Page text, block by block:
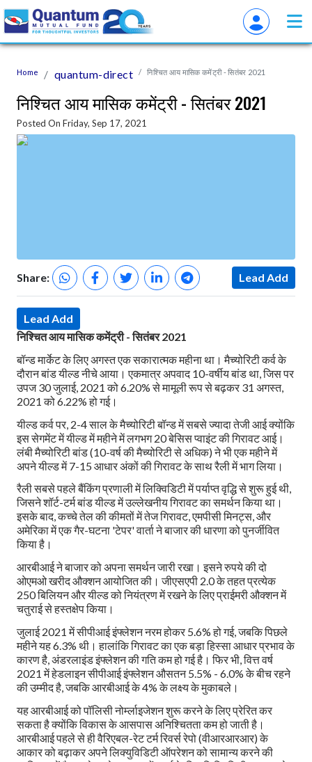
Home quantum-direct निश्चित आय मासिक कमेंट्री - सितंबर 2021
निश्चित आय मासिक कमेंट्री - सितंबर 2021
Posted On Friday, Sep 17, 2021
Share: Lead Add
Lead Add
निश्चित आय मासिक कमेंट्री - सितंबर 2021
बॉन्ड मार्केट के लिए अगस्त एक सकारात्मक महीना था। मैच्योरिटी कर्व के
दौरान बांड यील्ड नीचे आया। एकमात्र अपवाद 10-वर्षीय बांड था, जिस पर
उपज 30 जुलाई, 2021 को 6.20% से मामूली रूप से बढ़कर 31 अगस्त,
2021 को 6.22% हो गई।
यील्ड कर्व पर, 2-4 साल के मैच्योरिटी बॉन्ड में सबसे ज्यादा तेजी आई क्योंकि
इस सेगमेंट में यील्ड में महीने में लगभग 20 बेसिस प्वाइंट की गिरावट आई।
लंबी मैच्योरिटी बांड (10-वर्ष की मैच्योरिटी से अधिक) ने भी एक महीने में
अपने यील्ड में 7-15 आधार अंकों की गिरावट के साथ रैली में भाग लिया।
रैली सबसे पहले बैंकिंग प्रणाली में लिक्विडिटी में पर्याप्त वृद्धि से शुरू हुई थी,
जिसने शॉर्ट-टर्म बांड यील्ड में उल्लेखनीय गिरावट का समर्थन किया था।
इसके बाद, कच्चे तेल की कीमतों में तेज गिरावट, एमपीसी मिनट्स, और
अमेरिका में एक गैर-घटना 'टेपर' वार्ता ने बाजार की धारणा को पुनर्जीवित
किया है।
आरबीआई ने बाजार को अपना समर्थन जारी रखा। इसने रुपये की दो
ओएमओ खरीद औक्शन आयोजित की। जीएसएपी 2.0 के तहत प्रत्येक
250 बिलियन और यील्ड को नियंत्रण में रखने के लिए प्राईमरी औक्शन में
चतुराई से हस्तक्षेप किया।
जुलाई 2021 में सीपीआई इंफ्लेशन नरम होकर 5.6% हो गई, जबकि पिछले
महीने यह 6.3% थी। हालांकि गिरावट का एक बड़ा हिस्सा आधार प्रभाव के
कारण है, अंडरलाइंड इंफ्लेशन की गति कम हो गई है। फिर भी, वित्त वर्ष
2021 में हेडलाइन सीपीआई इंफ्लेशन औसतन 5.5% - 6.0% के बीच रहने
की उम्मीद है, जबकि आरबीआई के 4% के लक्ष्य के मुकाबले।
यह आरबीआई को पॉलिसी नोर्म्लाइजेशन शुरू करने के लिए प्रेरित कर
सकता है क्योंकि विकास के आसपास अनिश्चितता कम हो जाती है।
आरबीआई पहले से ही वैरिएबल-रेट टर्म रिवर्स रेपो (वीआरआरआर) के
आकार को बढ़ाकर अपने लिक्युविडिटी ऑपरेशन को सामान्य करने की